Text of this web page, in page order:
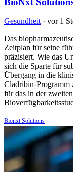
Gesundheit · vor 1
Das
Zeitplan für seine
präzisiert. Wie das
sich die Sparte für
Übergang in die
Cladribin-Programm
für das in der
Bionxt Solutions